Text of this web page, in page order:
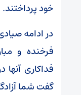
خود پرداختند.
در ادامه
فرخنده و
فداکاری
گفت شما